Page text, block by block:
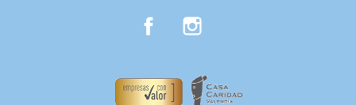
Facebook